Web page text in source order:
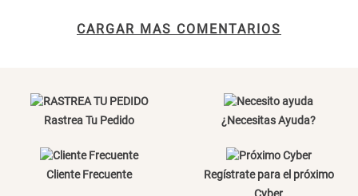
CARGAR MAS COMENTARIOS
Rastrea Tu Pedido ¿Necesitas Ayuda?
Cliente Frecuente
Regístrate para el próximo
Canasto de Ropa Tela y Bambú
Redondo Ø38 x 52 cm
S/ 99.90S/ 39.90
Topper de Microfibra 1500 GSM
S/ 219.00